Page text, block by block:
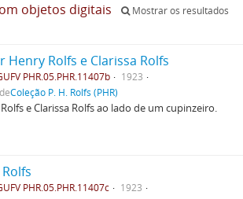
objetos digitais
Mostrar os resultados
Henry Rolfs e Clarissa Rolfs
PHR.05.PHR.11407b
1923
Coleção P. H. Rolfs (PHR)
e Clarissa Rolfs ao lado de um cupinzeiro.
PHR.05.PHR.11407c
1923